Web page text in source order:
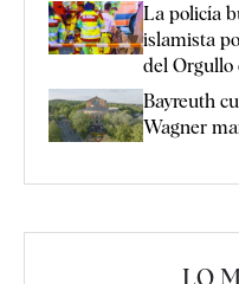
La policía
islamista
del Orgullo
Bayreuth
Wagner
LO